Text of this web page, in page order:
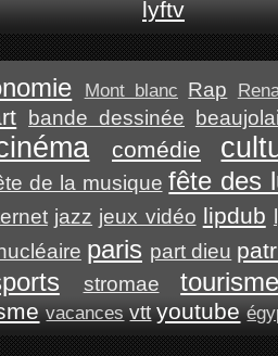
Mont blanc Rap
bande dessinée
comédie
de la musique fête des
jazz jeux vidéo lipdub
paris part dieu
stromae
vacances vtt youtube